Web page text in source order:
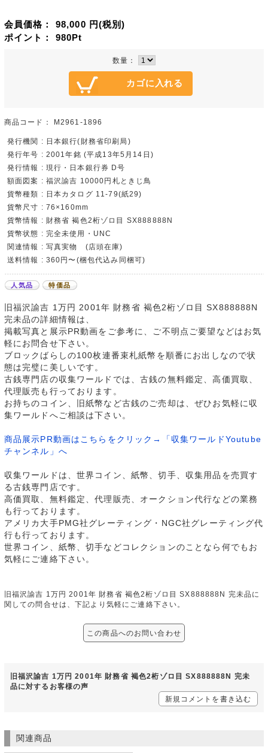
会員価格： 98,000 円(税別)
ポイント： 980Pt
数量：
商品コード： M2961-1896
発行機関 : 日本銀行(財務省印刷局)
発行年号 : 2001年銘 (平成13年5月14日)
発行情報 : 現行・日本銀行券 D号
額面図案 : 福沢諭吉 10000円札ときじ鳥
貨幣種類 : 日本カタログ 11-79(紙29)
貨幣尺寸 : 76×160mm
貨幣情報 : 財務省 褐色2桁ゾロ目 SX888888N
貨幣状態 : 完全未使用・UNC
関連情報 : 写真実物 (店頭在庫)
送料情報 : 360円〜(梱包代込み同梱可)
人気品 特価品
旧福沢諭吉 1万円 2001年 財務省 褐色2桁ゾロ目 SX888888N
完未品の詳細情報は、
掲載写真と展示PR動画をご参考に、ご不明点ご要望などはお気
軽にお問合せ下さい。
ブロックばらしの100枚連番束札紙幣を順番にお出しなので状
態は完璧に美しいです。
古銭専門店の収集ワールドでは、古銭の無料鑑定、高価買取、
代理販売も行っております。
お持ちのコイン、旧紙幣など古銭のご売却は、ぜひお気軽に収
集ワールドへご相談は下さい。
商品展示PR動画はこちらをクリック→「収集ワールドYoutube
チャンネル」へ
収集ワールドは、世界コイン、紙幣、切手、収集用品を売買す
る古銭専門店です。
高価買取、無料鑑定、代理販売、オークション代行などの業務
も行っております。
アメリカ大手PMG社グレーティング・NGC社グレーティング代
行も行っております。
世界コイン、紙幣、切手などコレクションのことなら何でもお
気軽にご連絡下さい。
旧福沢諭吉 1万円 2001年 財務省 褐色2桁ゾロ目 SX888888N 完未品に
関しての問合せは、下記より気軽にご連絡下さい。
この商品へのお問い合わせ
旧福沢諭吉 1万円 2001年 財務省 褐色2桁ゾロ目 SX888888N 完未
品に対するお客様の声
新規コメントを書き込む
関連商品